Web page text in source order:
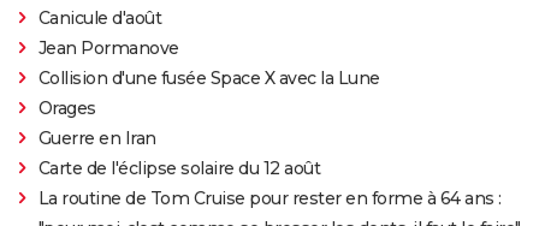
Canicule d'août
Jean Pormanove
Collision d'une fusée Space X avec la Lune
Orages
Guerre en Iran
Carte de l'éclipse solaire du 12 août
La routine de Tom Cruise pour rester en forme à 64 ans :